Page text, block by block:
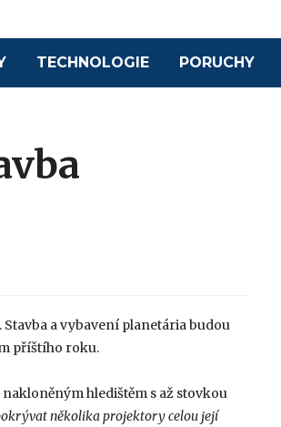
TECHNOLOGIE PORUCHY
a vybavení planetária budou
příštího roku.
hledištěm s až stovkou
několika projektory celou její